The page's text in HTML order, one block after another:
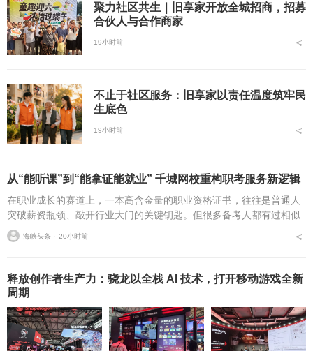
聚力社区共生｜旧享家开放全城招商，招募
合伙人与合作商家
19小时前
不止于社区服务：旧享家以责任温度筑牢民
生底色
19小时前
从“能听课”到“能拿证能就业” 千城网校重构职考服务新逻辑
在职业成长的赛道上，一本高含金量的职业资格证书，往往是普通人
突破薪资瓶颈、敲开行业大门的关键钥匙。但很多备考人都有过相似
的糟心经历：报了热门网校的课，学完才发现内容和最新考纲完全脱
节；对着录播课啃了三...
海峡头条 ⋅ 20小时前
释放创作者生产力：骁龙以全栈 AI 技术，打开移动游戏全新
周期